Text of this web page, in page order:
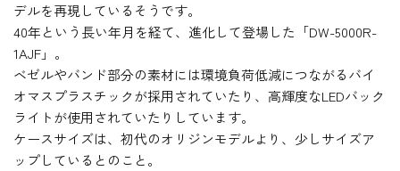
デルを再現しているそうです。
40年という長い年月を経て、進化して登場した「DW-5000R-
1AJF」。
ベゼルやバンド部分の素材には環境負荷低減につながるバイ
オマスプラスチックが採用されていたり、高輝度なLEDバック
ライトが使用されていたりしています。
ケースサイズは、初代のオリジンモデルより、少しサイズア
ップしているとのこと。